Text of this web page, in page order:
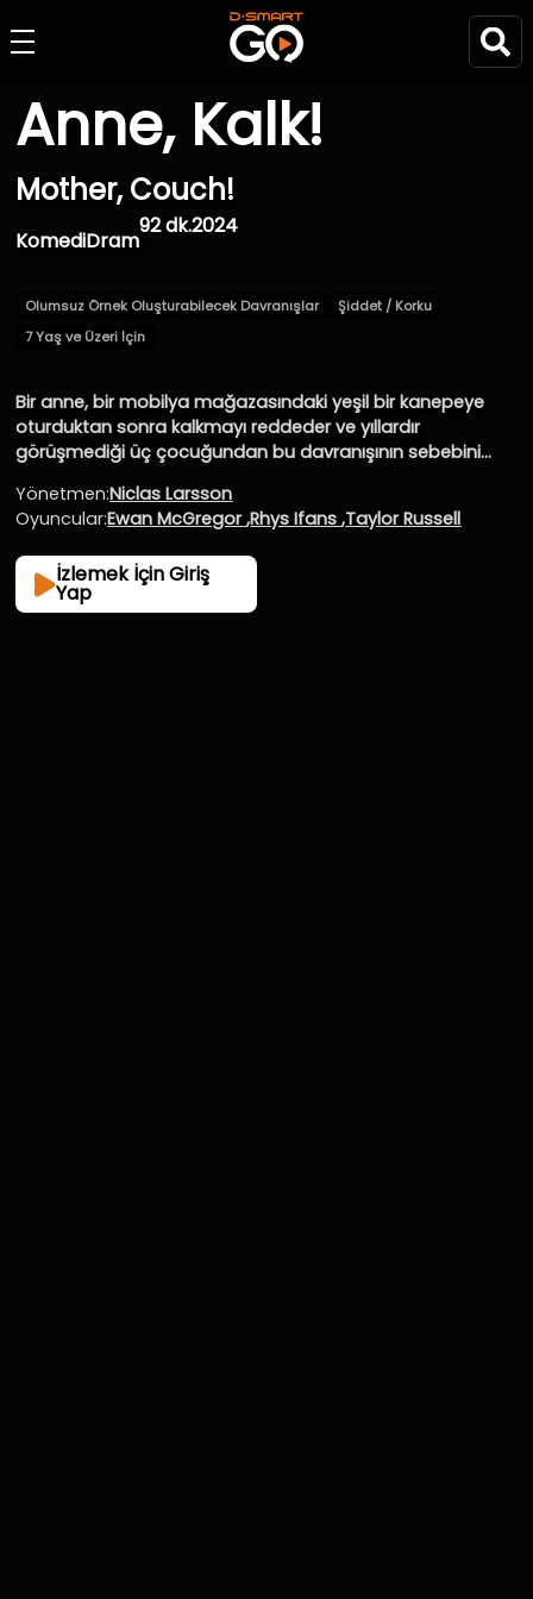
Anne, Kalk!
Mother, Couch!
KomediDram
92 dk.2024
Olumsuz Örnek Oluşturabilecek Davranışlar
Şiddet / Korku
7 Yaş ve Üzeri İçin
Bir anne, bir mobilya mağazasındaki yeşil bir kanepeye
oturduktan sonra kalkmayı reddeder ve yıllardır
görüşmediği üç çocuğundan bu davranışının sebebini
kardeşler, hayatlarını değiştirecek aile gerçeklerini ortaya
çıkaran akıl almaz bir yolculuğa çıkarlar.
Yönetmen:Niclas Larsson
Oyuncular:Ewan McGregor ,Rhys Ifans ,Taylor Russell
İzlemek İçin Giriş
Yap